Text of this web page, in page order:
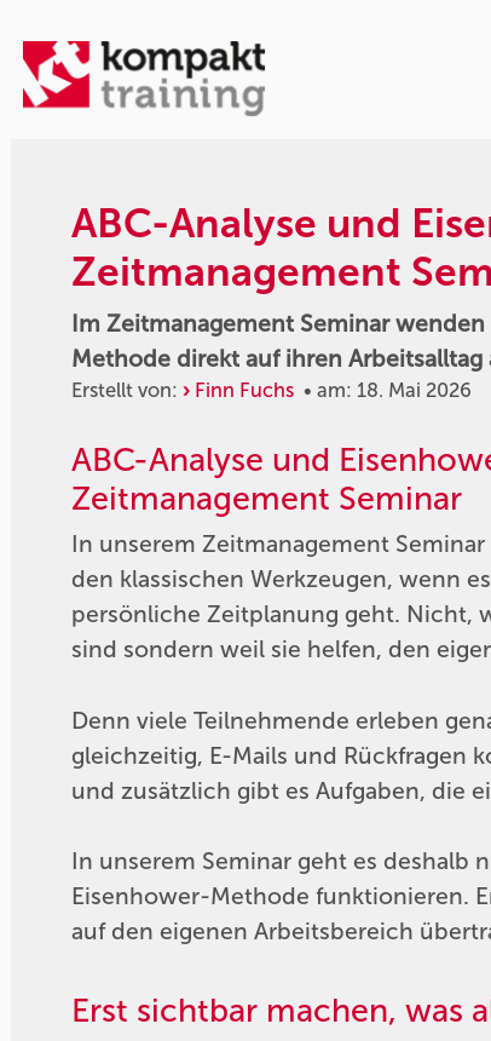
ABC-Analyse und
Zeitmanagement
Im Zeitmanagement Seminar
Methode direkt auf ihren Arbeitsalltag
Erstellt von: Finn Fuchs • am: 18. Mai 2026
ABC-Analyse und
Zeitmanagement Seminar
In unserem Zeitmanagement
den klassischen Werkzeugen, wenn
persönliche Zeitplanung geht. Nicht,
sind sondern weil sie helfen, den
Denn viele Teilnehmende erleben
gleichzeitig, E-Mails und Rückfragen
und zusätzlich gibt es Aufgaben, die
In unserem Seminar geht es deshalb
Eisenhower-Methode funktionieren.
auf den eigenen Arbeitsbereich
Erst sichtbar machen, was